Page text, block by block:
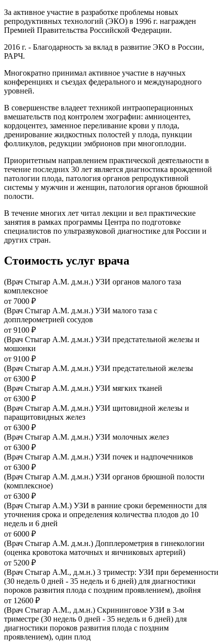
За активное участие в разработке проблемы новых
репродуктивных технологий (ЭКО) в 1996 г. награжден
Премией Правительства Российской Федерации.
2016 г. - Благодарность за вклад в развитие ЭКО в России,
РАРЧ.
Многократно принимал активное участие в научных
конференциях и съездах федерального и международного
уровней.
В совершенстве владеет техникой интраоперационных
вмешательств под контролем эхографии: амниоцентез,
кордоцентез, заменное переливание крови у плода,
дренирование жидкостных полостей у плода, пункции
фолликулов, редукции эмбрионов при многоплодии.
Приоритетным направлением практической деятельности в
течение последних 30 лет является диагностика врожденной
патологии плода, патология органов репродуктивной
системы у мужчин и женщин, патология органов брюшной
полости.
В течение многих лет читал лекции и вел практические
занятия в рамках программы Центра по подготовке
специалистов по ультразвуковой диагностике для России и
других стран.
Стоимость услуг врача
(Врач Стыгар А.М. д.м.н.) УЗИ органов малого таза
комплексное
от 7000 ₽
(Врач Стыгар А.М. д.м.н.) УЗИ малого таза с
допплерометрией сосудов
от 9100 ₽
(Врач Стыгар А.М. д.м.н.) УЗИ предстательной железы и
мошонки
от 9100 ₽
(Врач Стыгар А.М. д.м.н.) УЗИ предстательной железы
от 6300 ₽
(Врач Стыгар А.М. д.м.н.) УЗИ мягких тканей
от 6300 ₽
(Врач Стыгар А.М. д.м.н.) УЗИ щитовидной железы и
паращитовидных желез
от 6300 ₽
(Врач Стыгар А.М. д.м.н.) УЗИ молочных желез
от 6300 ₽
(Врач Стыгар А.М. д.м.н.) УЗИ почек и надпочечников
от 6300 ₽
(Врач Стыгар А.М. д.м.н.) УЗИ органов брюшной полости
(комплексное)
от 6300 ₽
(Врач Стыгар А.М.) УЗИ в ранние сроки беременности для
уточнения срока и определения количества плодов до 10
недель и 6 дней
от 6000 ₽
(Врач Стыгар А.М. д.м.н.) Допплерометрия в гинекологии
(оценка кровотока маточных и яичниковых артерий)
от 5200 ₽
(Врач Стыгар А.М., д.м.н.) 3 триместр: УЗИ при беременности
(30 недель 0 дней - 35 недель и 6 дней) для диагностики
пороков развития плода с поздним проявлением), двойня
от 12600 ₽
(Врач Стыгар А.М., д.м.н.) Скрининговое УЗИ в 3-м
триместре (30 недель 0 дней - 35 недель и 6 дней) для
диагностики пороков развития плода с поздним
проявлением), один плод